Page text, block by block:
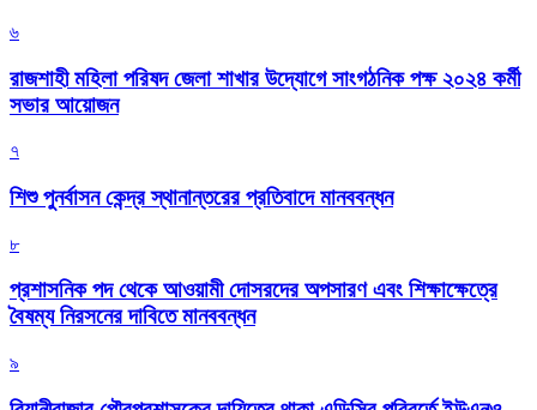
৬
রাজশাহী মহিলা পরিষদ জেলা শাখার উদ্যোগে সাংগঠনিক পক্ষ ২০২৪ কর্মী
সভার আয়োজন
৭
শিশু পুনর্বাসন কেন্দ্র স্থানান্তরের প্রতিবাদে মানববন্ধন
৮
প্রশাসনিক পদ থেকে আওয়ামী দোসরদের অপসারণ এবং শিক্ষাক্ষেত্রে
বৈষম্য নিরসনের দাবিতে মানববন্ধন
৯